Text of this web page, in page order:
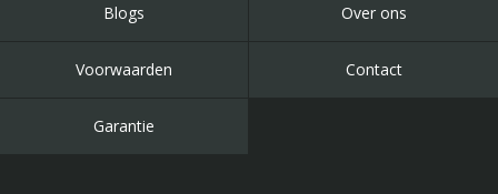
Blogs Over ons
Voorwaarden Contact
Garantie